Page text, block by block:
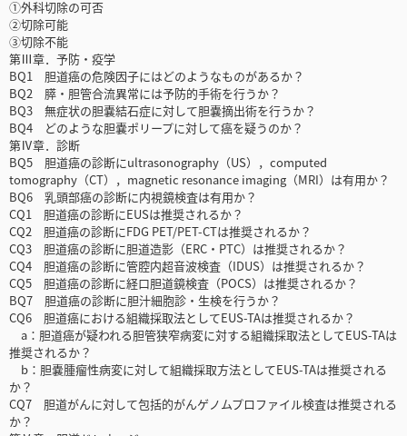
①外科切除の可否
②切除可能
③切除不能
第Ⅲ章．予防・疫学
BQ1 胆道癌の危険因子にはどのようなものがあるか？
BQ2 膵・胆管合流異常には予防的手術を行うか？
BQ3 無症状の胆嚢結石症に対して胆嚢摘出術を行うか？
BQ4 どのような胆嚢ポリープに対して癌を疑うのか？
第Ⅳ章．診断
BQ5 胆道癌の診断にultrasonography（US），computed
tomography（CT），magnetic resonance imaging（MRI）は有用か？
BQ6 乳頭部癌の診断に内視鏡検査は有用か？
CQ1 胆道癌の診断にEUSは推奨されるか？
CQ2 胆道癌の診断にFDG PET/PET-CTは推奨されるか？
CQ3 胆道癌の診断に胆道造影（ERC・PTC）は推奨されるか？
CQ4 胆道癌の診断に管腔内超音波検査（IDUS）は推奨されるか？
CQ5 胆道癌の診断に経口胆道鏡検査（POCS）は推奨されるか？
BQ7 胆道癌の診断に胆汁細胞診・生検を行うか？
CQ6 胆道癌における組織採取法としてEUS-TAは推奨されるか？
a：胆道癌が疑われる胆管狭窄病変に対する組織採取法としてEUS-TAは
推奨されるか？
b：胆嚢腫瘤性病変に対して組織採取方法としてEUS-TAは推奨される
か？
CQ7 胆道がんに対して包括的がんゲノムプロファイル検査は推奨される
か？